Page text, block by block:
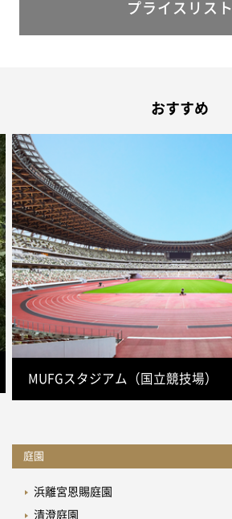
プライスリスト
おすすめ
MUFGスタジアム（国立競技場）
庭園
浜離宮恩賜庭園
清澄庭園